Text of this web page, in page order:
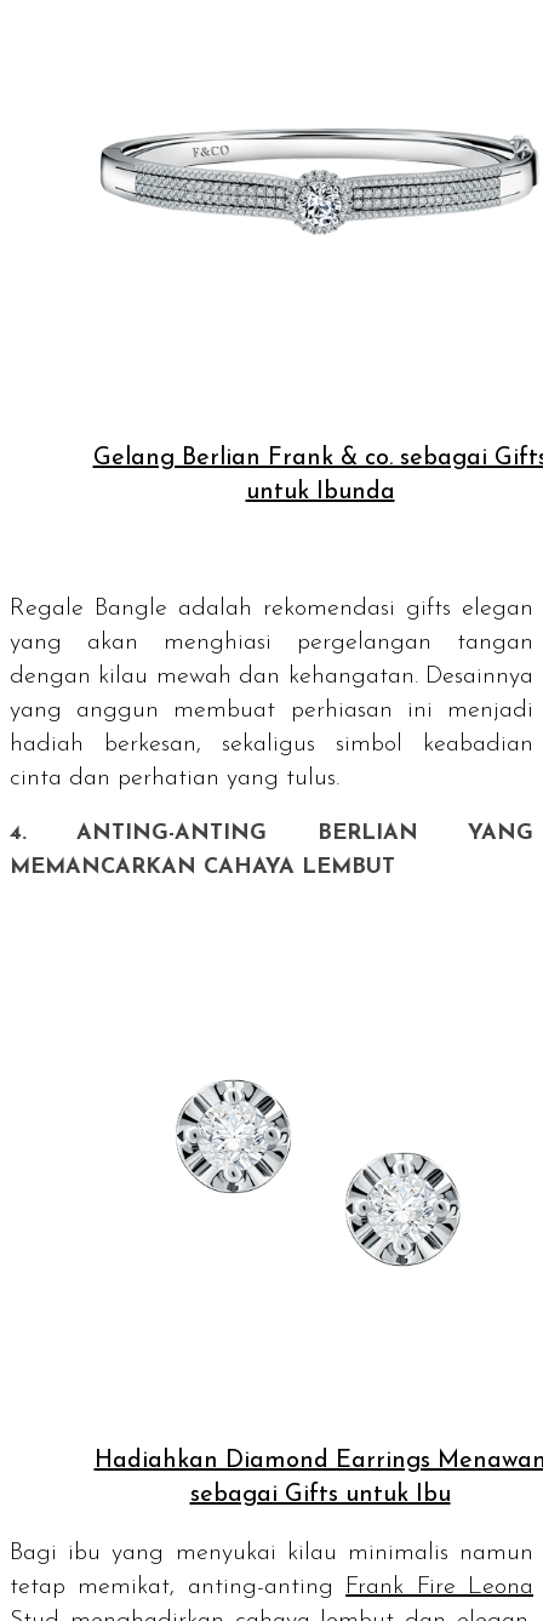
Gelang Berlian Frank & co. sebagai
untuk Ibunda
Regale Bangle adalah rekomendasi gifts elegan
yang akan menghiasi pergelangan tangan
dengan kilau mewah dan kehangatan. Desainnya
yang anggun membuat perhiasan ini menjadi
hadiah berkesan, sekaligus simbol keabadian
cinta dan perhatian yang tulus.
4. ANTING-ANTING BERLIAN YANG
MEMANCARKAN CAHAYA LEMBUT
Hadiahkan Diamond Earrings
sebagai Gifts untuk Ibu
Bagi ibu yang menyukai kilau minimalis namun
tetap memikat, anting-anting
Frank Fire Leona